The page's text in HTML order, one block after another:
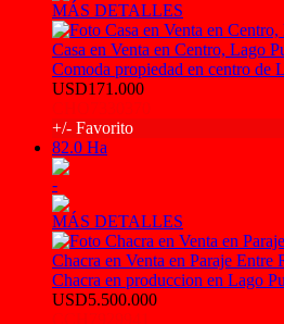
MÁS DETALLES
Casa en Venta en Centro, Lago
Comoda propiedad en centro de
USD171.000
+/- Favorito
82.0 Ha
-
MÁS DETALLES
Chacra en Venta en Paraje Entre
Chacra en produccion en Lago
USD5.500.000